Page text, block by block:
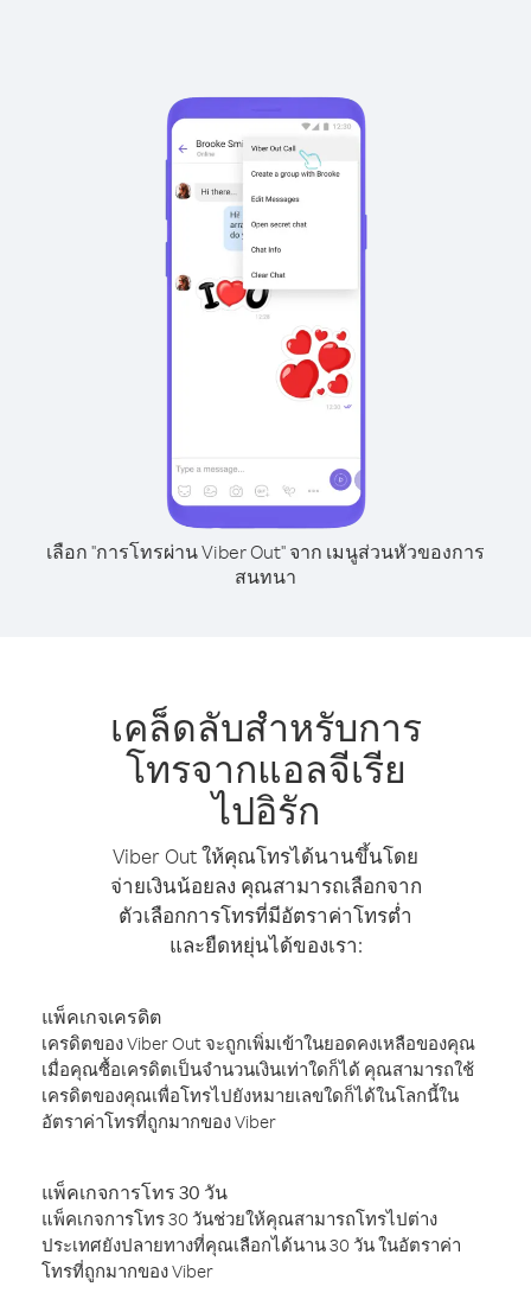
เลือก "การโทรผ่าน Viber Out" จาก เมนูส่วนหัวของการ
สนทนา
เคล็ดลับสำหรับการ
โทรจากแอลจีเรีย
ไปอิรัก
Viber Out ให้คุณโทรได้นานขึ้นโดย
จ่ายเงินน้อยลง คุณสามารถเลือกจาก
ตัวเลือกการโทรที่มีอัตราค่าโทรต่ำ
และยืดหยุ่นได้ของเรา:
แพ็คเกจเครดิต
เครดิตของ Viber Out จะถูกเพิ่มเข้าในยอดคงเหลือของคุณ
เมื่อคุณซื้อเครดิตเป็นจำนวนเงินเท่าใดก็ได้ คุณสามารถใช้
เครดิตของคุณเพื่อโทรไปยังหมายเลขใดก็ได้ในโลกนี้ใน
อัตราค่าโทรที่ถูกมากของ Viber
แพ็คเกจการโทร 30 วัน
แพ็คเกจการโทร 30 วันช่วยให้คุณสามารถโทรไปต่าง
ประเทศยังปลายทางที่คุณเลือกได้นาน 30 วัน ในอัตราค่า
โทรที่ถูกมากของ Viber